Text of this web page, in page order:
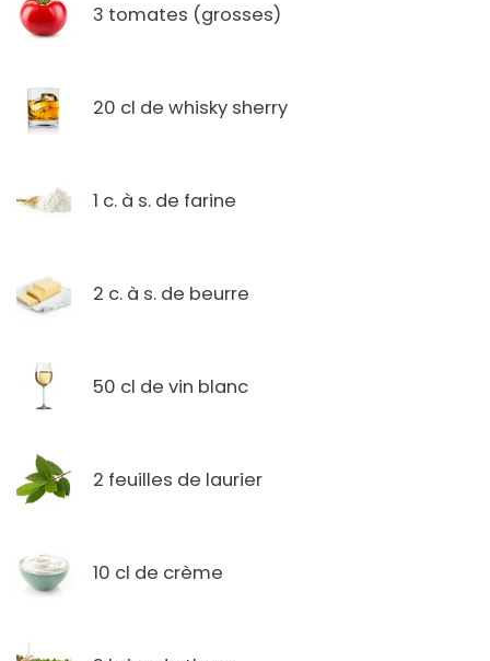
3 tomates (grosses)
20 cl de whisky sherry
1 c. à s. de farine
2 c. à s. de beurre
50 cl de vin blanc
2 feuilles de laurier
10 cl de crème